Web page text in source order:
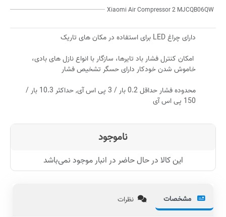
Xiaomi Air Compressor 2 MJCQB06QW
دارای چراغ LED برای استفاده در مکان های تاریک
امکان کنترل فشار باد تایرها، سازگار با انواع نازل های بادی،
خاموش شدن خودکار دارای حسگر تشخیص فشار
محدوده فشار حداقل 0.2 بار / 3 پی ‌اس ‌آی, حداکثر 10.3 بار /
150 پی ‌اس ‌آی
ناموجود
این کالا در حال حاضر در انبار موجود نمی‌باشد
مشخصات نظرات